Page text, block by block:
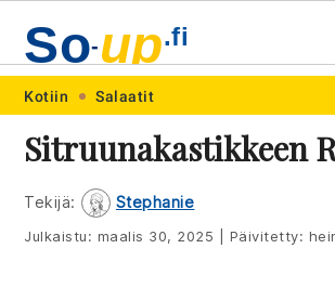
Skip
primary
navigation
Skip
main
content
Skip
primary
sidebar
Skip
footer
So-up.fi
Kotiin Salaatit
Sitruunakastikkeen
Tekijä: Stephanie
Julkaistu: maalis 30, 2025 Päivitetty: